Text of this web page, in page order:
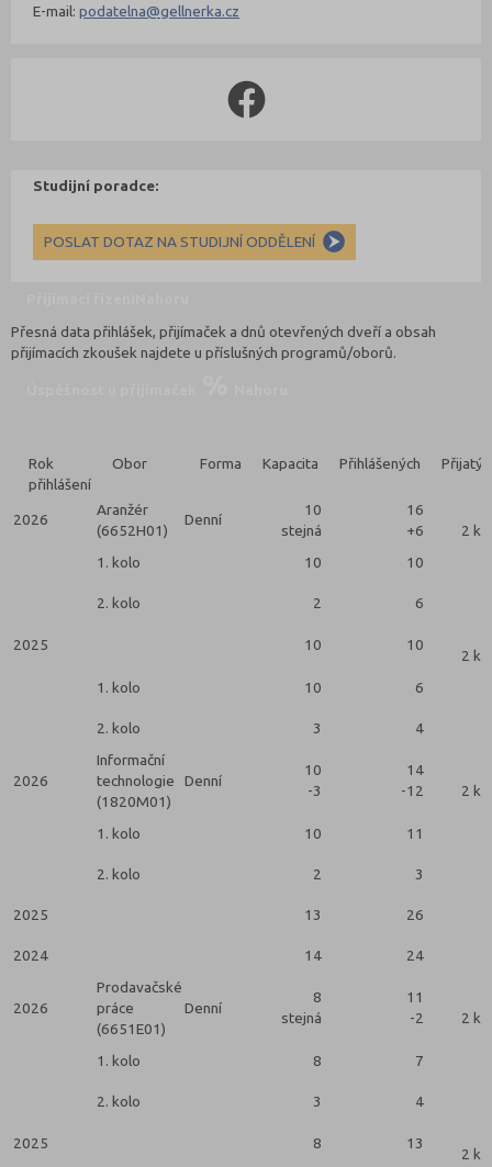
E-mail:podatelna@gellnerka.cz
Studijní poradce:
POSLAT DOTAZ NA STUDIJNÍ ODDĚLENÍ
Přesná data přihlášek, přijímaček a dnů otevřených dveří a obsah
přijímacích zkoušek najdete u příslušných programů/oborů.
Rok
přihlášení
Obor Forma Kapacita Přihlášených
2026
Aranžér
(6652H01)
Denní
10
stejná
16
+6
2
1. kolo
10 10
2. kolo 2 6
2025 10 10
2
1. kolo
10 6
2. kolo 3 4
2026
Informační
technologie
(1820M01)
Denní
10
-3
14
-12
2
1. kolo 10 11
2. kolo 2 3
2025 13 26
2024 14 24
2026
Prodavačské
práce
(6651E01)
Denní
8
stejná
11
-2
2
1. kolo 8 7
2. kolo 3 4
2025 8 13
2